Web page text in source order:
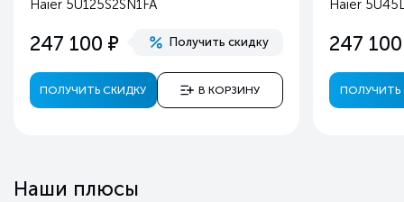
Страна бренда
Haier 5U125S2SN1FA
247 100 е Получить скидку
ПОЛУЧИТЬ СКИДКУ В КОРЗИНУ
Haier
247 100
ПОЛУЧИТЬ
Наши плюсы